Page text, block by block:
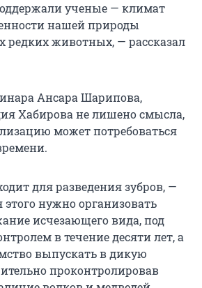
ученые — климат
нашей природы
редких животных, — рассказал
Ансара Шарипова,
Хабирова не лишено смысла,
может потребоваться
для разведения зубров, —
нужно организовать
исчезающего вида, под
в течение десяти лет, а
выпускать в дикую
проконтролировав